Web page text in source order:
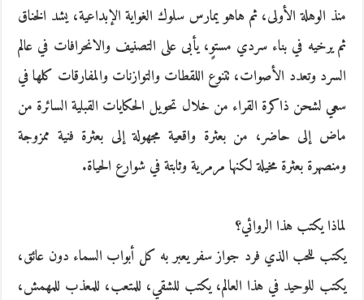
منذ الوهلة الأولى، ثم هاهو يمارس سلوك الغواية الإبداعية، يشد الخناق
ثم يرخيه في بناء سردي مستوٍ، يأبى على التصنيف والانحرافات في عالم
السرد وتعدد الأصوات، تتنوع اللقطات والتوازنات والمفارقات كلها في
سعي لشحن ذاكرة القراء من خلال تحويل الحكايات القبلية السائرة من
ماض إلى حاضر، من بعثرة واقعية مجهولة إلى بعثرة فنية ممزوجة
ومنصهرة بعثرة مخيلة لكنها مرمرية وثابتة في شوارع الحياة.
لماذا يكتب هذا الروائي؟
يكتب للحب الذي فرد جواز سفر يعبر به كل أبواب السماء دون عائق،
يكتب للوحيد في هذا العالم، يكتب للشقي، للمتعب، للمعذب للمهمش،